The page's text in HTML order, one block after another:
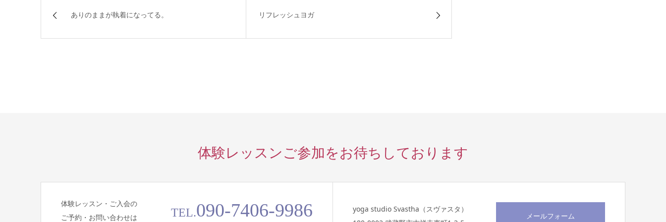
ありのままが執着になってる。 リフレッシュヨガ
体験レッスンご参加をお待ちしております
体験レッスン・ご入会の
ご予約・お問い合わせは
TEL.090-7406-9986
yoga studio Svastha（スヴァスタ）
メールフォーム